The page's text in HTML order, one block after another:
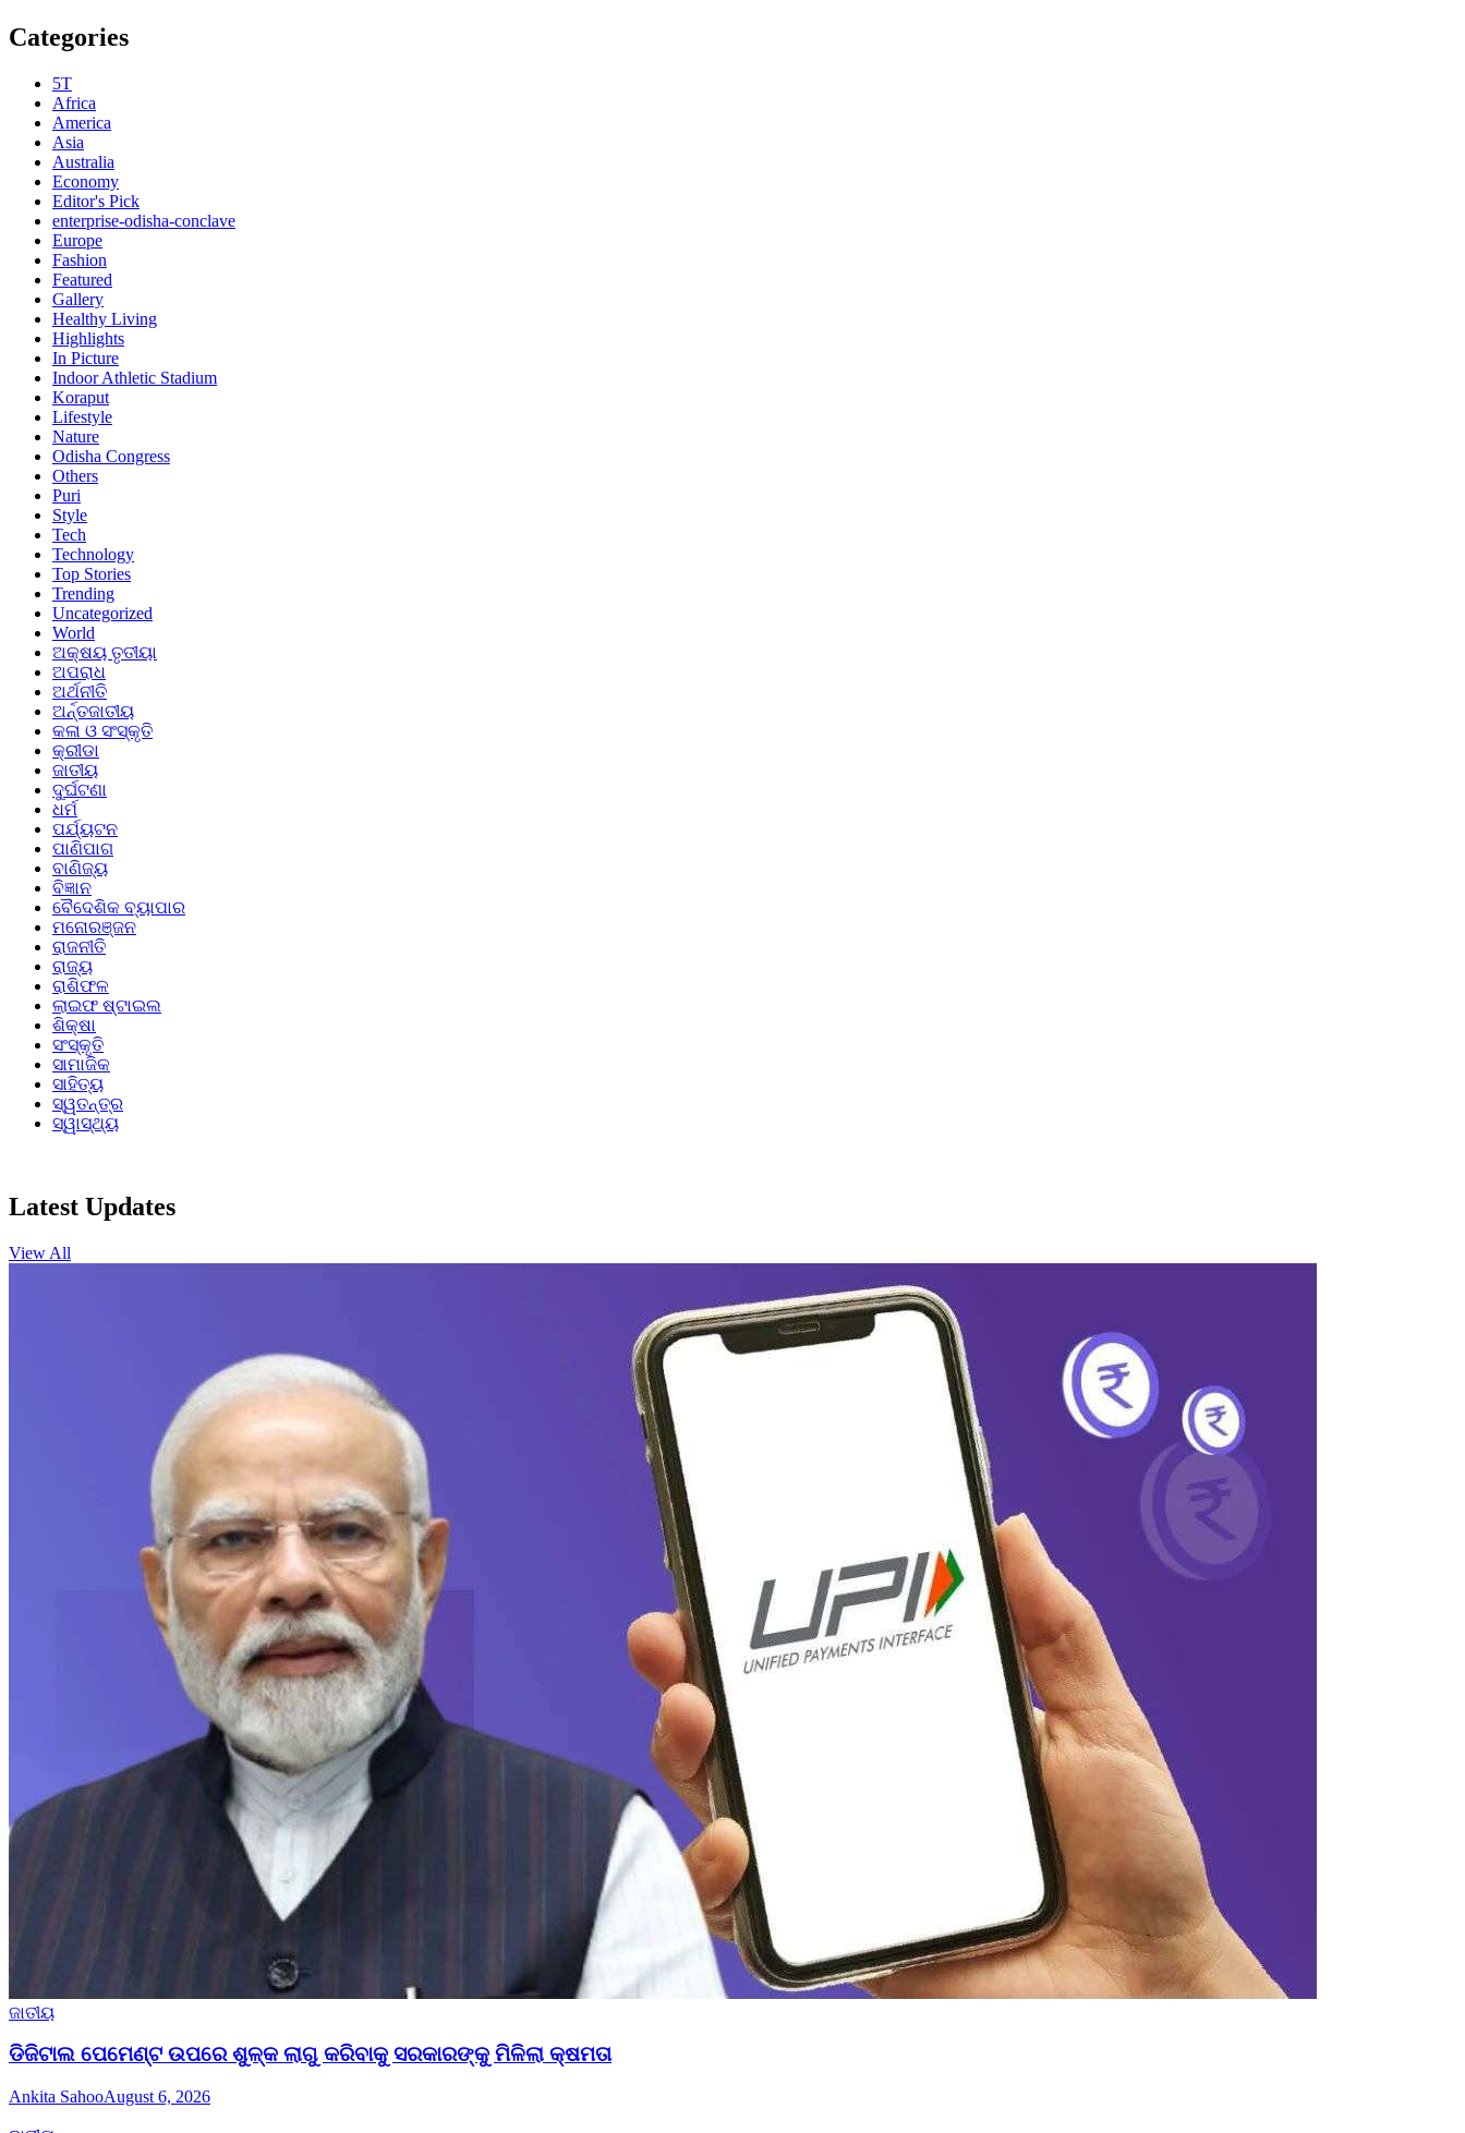
Categories
5T
Africa
America
Asia
Australia
Economy
Editor's Pick
enterprise-odisha-conclave
Europe
Fashion
Featured
Gallery
Healthy Living
Highlights
In Picture
Indoor Athletic Stadium
Koraput
Lifestyle
Nature
Odisha Congress
Others
Puri
Style
Tech
Technology
Top Stories
Trending
Uncategorized
World
ଅକ୍ଷୟ ତୃତୀୟା
ଅପରାଧ
ଅର୍ଥନୀତି
ଅର୍ନ୍ତଜାତୀୟ
କଳା ଓ ସଂସ୍କୃତି
କ୍ରୀଡା
ଜାତୀୟ
ଦୁର୍ଘଟଣା
ଧର୍ମ
ପର୍ଯ୍ୟଟନ
ପାଣିପାଗ
ବାଣିଜ୍ୟ
ବିଜ୍ଞାନ
ବୈଦେଶିକ ବ୍ୟାପାର
ମନୋରଞ୍ଜନ
ରାଜନୀତି
ରାଜ୍ୟ
ରାଶିଫଳ
ଲାଇଫ ଷ୍ଟାଇଲ
ଶିକ୍ଷା
ସଂସ୍କୃତି
ସାମାଜିକ
ସାହିତ୍ୟ
ସ୍ୱତନ୍ତ୍ର
ସ୍ୱାସ୍ଥ୍ୟ
Latest Updates
View All
ଜାତୀୟ
ଡିଜିଟାଲ ପେମେଣ୍ଟ ଉପରେ ଶୁଳ୍କ ଲାଗୁ କରିବାକୁ ସରକାରଙ୍କୁ ମିଳିଲା କ୍ଷମତା
Ankita SahooAugust 6, 2026